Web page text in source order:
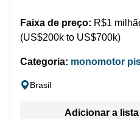
Faixa de preço: R$1
(US$200k to US$700k)
Categoria: monomotor
Brasil
Adicionar a